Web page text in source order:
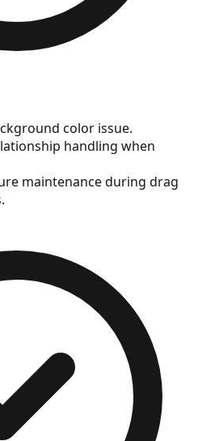
color issue.
handling when
maintenance during drag